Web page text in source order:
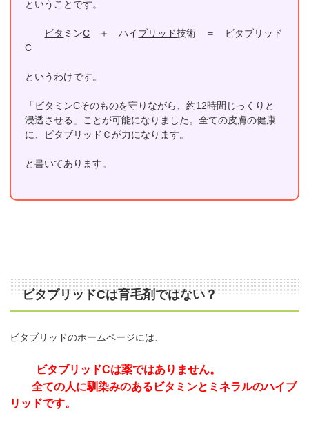
ということです。
ビタ ミンC ＋ ハイブリッド技術 ＝ ビタブリッド
C
というわけです。
「ビタミンCそのものを守りながら、約12時間じっくりと
浸透させる」ことが可能になりました。全ての皮膚の健康
に、ビタブリッドＣが力になります。
と書いてあります。
ビタブリッドCは育毛剤ではない？
ビタブリッドのホームページには、
ビタブリッドCは薬ではありません。
全ての人に馴染みのあるビタミンとミネラルのハイブ
リッドです。